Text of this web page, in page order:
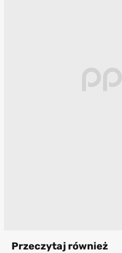
Przeczytaj również